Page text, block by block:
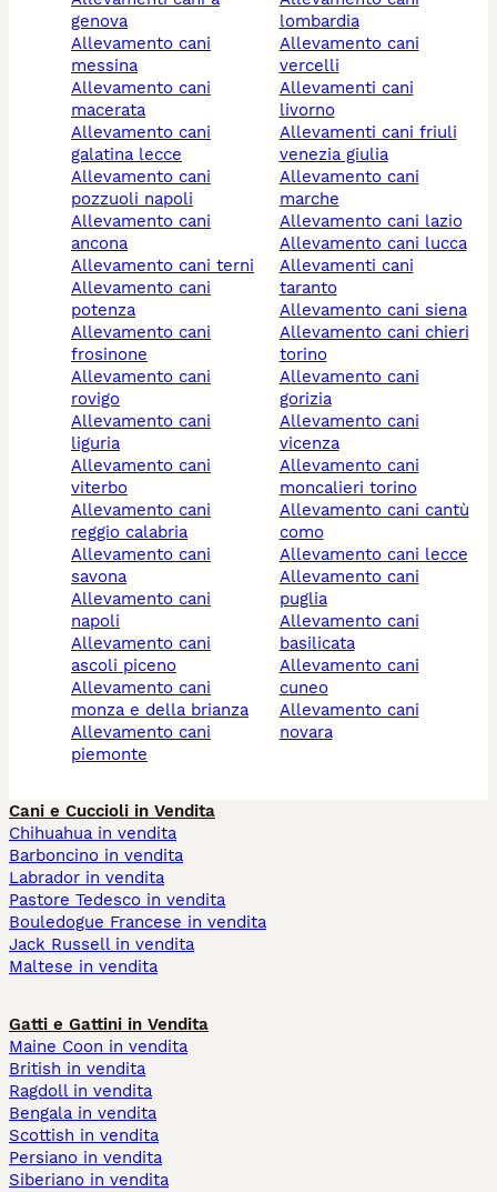
genova
allevamento cani
messina
allevamento cani
macerata
allevamento cani
galatina lecce
allevamento cani
pozzuoli napoli
allevamento cani
ancona
allevamento cani terni
allevamento cani
potenza
allevamento cani
frosinone
allevamento cani
rovigo
allevamento cani
liguria
allevamento cani
viterbo
allevamento cani
reggio calabria
allevamento cani
savona
allevamento cani
napoli
allevamento cani
ascoli piceno
allevamento cani
monza e della brianza
allevamento cani
piemonte
lombardia
allevamento cani
vercelli
allevamenti cani
livorno
allevamenti cani friuli
venezia giulia
allevamento cani
marche
allevamento cani lazio
allevamento cani lucca
allevamenti cani
taranto
allevamento cani siena
allevamento cani chieri
torino
allevamento cani
gorizia
allevamento cani
vicenza
allevamento cani
moncalieri torino
allevamento cani cantù
como
allevamento cani lecce
allevamento cani
puglia
allevamento cani
basilicata
allevamento cani
cuneo
allevamento cani
novara
Cani e Cuccioli in Vendita
Chihuahua in vendita
Barboncino in vendita
Labrador in vendita
Pastore Tedesco in vendita
Bouledogue Francese in vendita
Jack Russell in vendita
Maltese in vendita
Gatti e Gattini in Vendita
Maine Coon in vendita
British in vendita
Ragdoll in vendita
Bengala in vendita
Scottish in vendita
Persiano in vendita
Siberiano in vendita